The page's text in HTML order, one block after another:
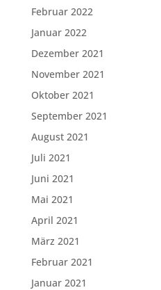
Februar 2022
Januar 2022
Dezember 2021
November 2021
Oktober 2021
September 2021
August 2021
Juli 2021
Juni 2021
Mai 2021
April 2021
März 2021
Februar 2021
Januar 2021